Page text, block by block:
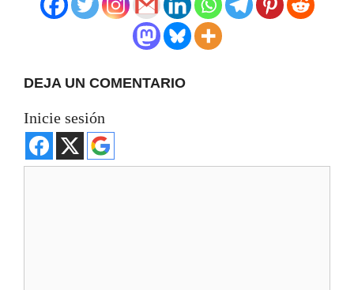
DEJA UN COMENTARIO
Inicie sesión